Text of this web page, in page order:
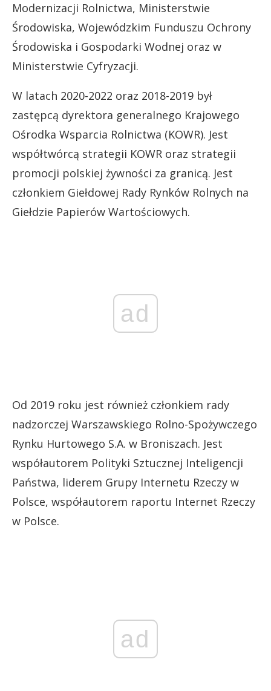
Modernizacji Rolnictwa, Ministerstwie
Środowiska, Wojewódzkim Funduszu Ochrony
Środowiska i Gospodarki Wodnej oraz w
Ministerstwie Cyfryzacji.
W latach 2020-2022 oraz 2018-2019 był
zastępcą dyrektora generalnego Krajowego
Ośrodka Wsparcia Rolnictwa (KOWR). Jest
współtwórcą strategii KOWR oraz strategii
promocji polskiej żywności za granicą. Jest
członkiem Giełdowej Rady Rynków Rolnych na
Giełdzie Papierów Wartościowych.
ad
Od 2019 roku jest również członkiem rady
nadzorczej Warszawskiego Rolno-Spożywczego
Rynku Hurtowego S.A. w Broniszach. Jest
współautorem Polityki Sztucznej Inteligencji
Państwa, liderem Grupy Internetu Rzeczy w
Polsce, współautorem raportu Internet Rzeczy
w Polsce.
ad